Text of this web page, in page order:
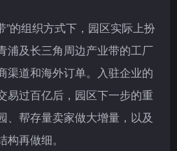
”的组织方式下，园区实际上扮
浦及长三角周边产业带的工厂
渠道和海外订单。入驻企业的
易过百亿后，园区下一步的重
、帮存量卖家做大增量，以及
再做细。